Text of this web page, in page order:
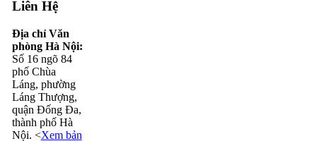
Liên Hệ
Địa chỉ Văn
phòng Hà Nội:
Số 16 ngõ 84
phố Chùa
Láng, phường
Láng Thượng,
quận Đống Đa,
thành phố Hà
Nội. <Xem bản